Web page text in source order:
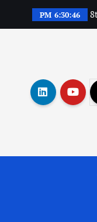
6:30:47 PM